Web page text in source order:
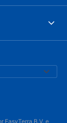
EasyTerra B.V. e